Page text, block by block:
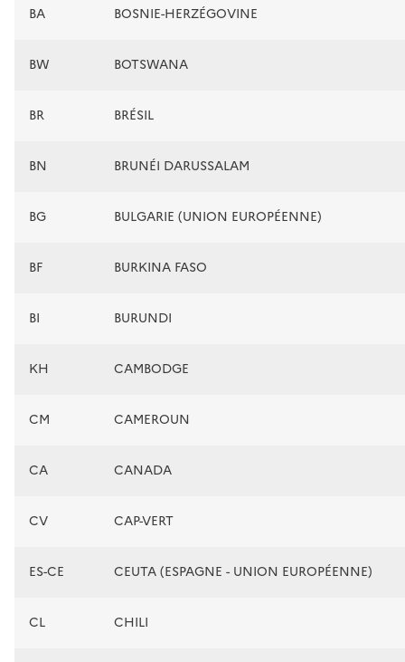
BA BOSNIE-HERZÉGOVINE
BW BOTSWANA
BR BRÉSIL
BN BRUNÉI DARUSSALAM
BG BULGARIE (UNION EUROPÉENNE)
BF BURKINA FASO
BI BURUNDI
KH CAMBODGE
CM CAMEROUN
CA CANADA
CV CAP-VERT
ES-CE CEUTA (ESPAGNE - UNION EUROPÉENNE)
CL CHILI